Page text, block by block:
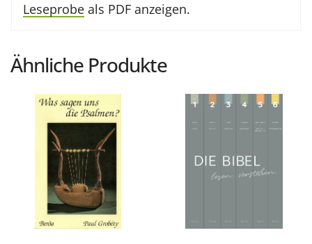
Leseprobe als PDF anzeigen.
Ähnliche Produkte